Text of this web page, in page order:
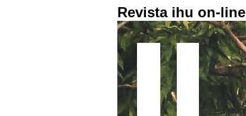
Revista ihu on-line